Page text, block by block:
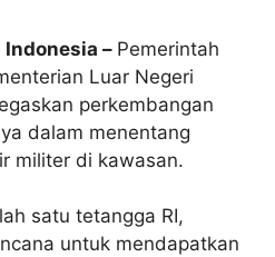
– Pemerintah
Luar Negeri
perkembangan
dalam menentang
militer di kawasan.
satu tetangga RI,
untuk mendapatkan